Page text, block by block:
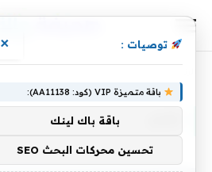
توصيات : ×
باقة متميزة VIP (كود: AA11138):
باقة باك لينك
تحسين محركات البحث SEO